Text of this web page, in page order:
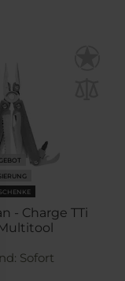
- Charge TTi
Sofort